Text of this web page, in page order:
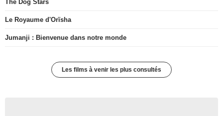
The Dog Stars
Le Royaume d'Orïsha
Jumanji : Bienvenue dans notre monde
Les films à venir les plus consultés